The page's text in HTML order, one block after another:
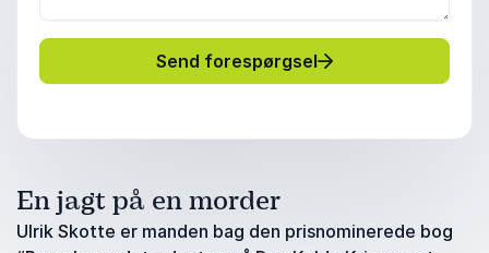
Send forespørgsel
En jagt på en morder
Ulrik Skotte er manden bag den prisnominerede bog